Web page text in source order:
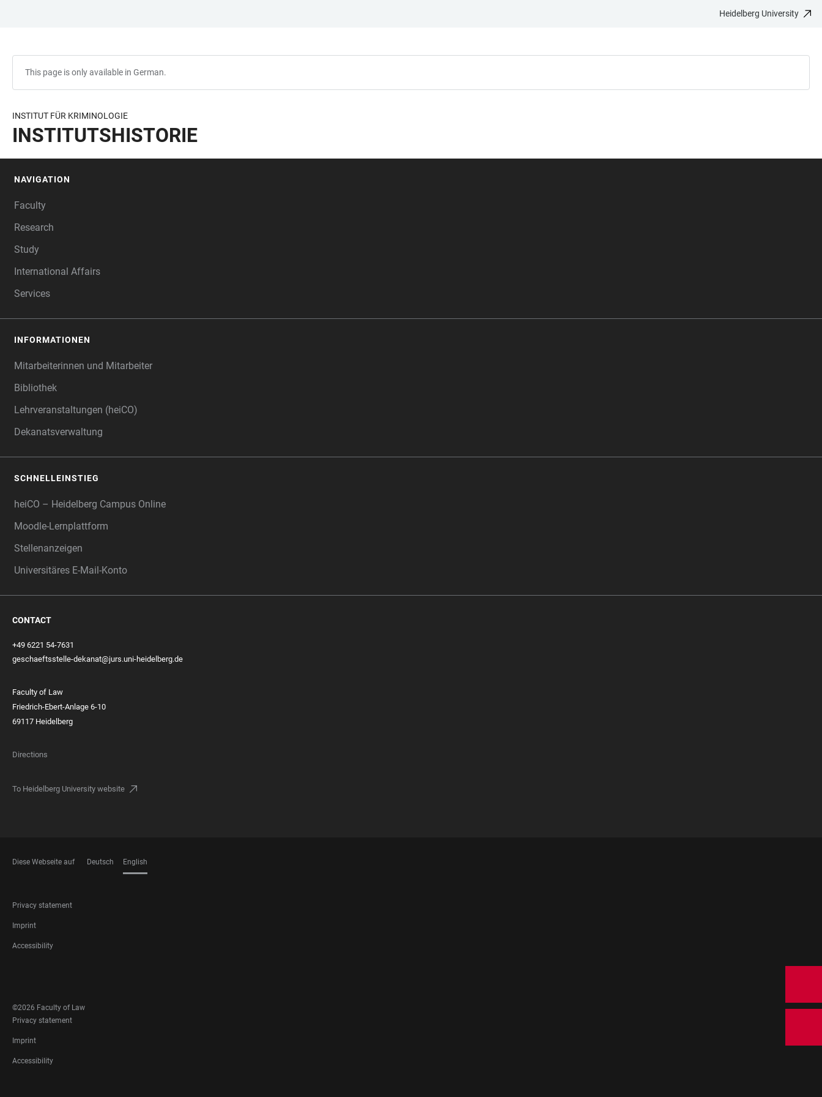
Heidelberg University
This page is only available in German.
INSTITUT FÜR KRIMINOLOGIE
INSTITUTSHISTORIE
NAVIGATION
Faculty
Research
Study
International Affairs
Services
INFORMATIONEN
Mitarbeiterinnen und Mitarbeiter
Bibliothek
Lehrveranstaltungen (heiCO)
Dekanatsverwaltung
SCHNELLEINSTIEG
heiCO – Heidelberg Campus Online
Moodle-Lernplattform
Stellenanzeigen
Universitäres E-Mail-Konto
CONTACT
+49 6221 54-7631
geschaeftsstelle-dekanat@jurs.uni-heidelberg.de
Faculty of Law
Friedrich-Ebert-Anlage 6-10
69117 Heidelberg
Directions
To Heidelberg University website
Diese Webseite auf Deutsch English
FOOTER
LEGAL
Privacy statement
Imprint
Accessibility
MEDIA
©2026 Faculty of Law
FOOTER
LEGAL
Privacy statement
Imprint
Accessibility